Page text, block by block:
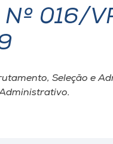
Nº 016/
Seleção e